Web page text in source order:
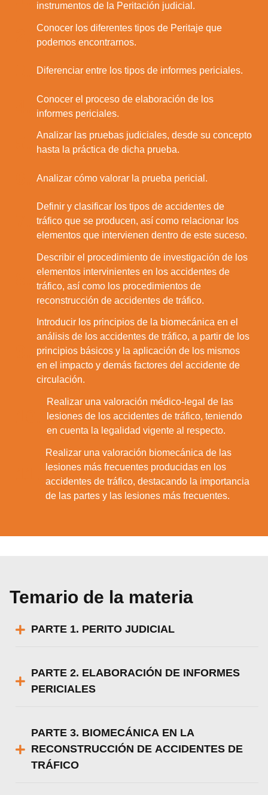
instrumentos de la Peritación judicial.
Conocer los diferentes tipos de Peritaje que
podemos encontrarnos.
Diferenciar entre los tipos de informes periciales.
Conocer el proceso de elaboración de los
informes periciales.
Analizar las pruebas judiciales, desde su concepto
hasta la práctica de dicha prueba.
Analizar cómo valorar la prueba pericial.
Definir y clasificar los tipos de accidentes de
tráfico que se producen, así como relacionar los
elementos que intervienen dentro de este suceso.
Describir el procedimiento de investigación de los
elementos intervinientes en los accidentes de
tráfico, así como los procedimientos de
reconstrucción de accidentes de tráfico.
Introducir los principios de la biomecánica en el
análisis de los accidentes de tráfico, a partir de los
principios básicos y la aplicación de los mismos
en el impacto y demás factores del accidente de
circulación.
Realizar una valoración médico-legal de las
lesiones de los accidentes de tráfico, teniendo
en cuenta la legalidad vigente al respecto.
Realizar una valoración biomecánica de las
lesiones más frecuentes producidas en los
accidentes de tráfico, destacando la importancia
de las partes y las lesiones más frecuentes.
Temario de la materia
PARTE 1. PERITO JUDICIAL
PARTE 2. ELABORACIÓN DE INFORMES
PERICIALES
PARTE 3. BIOMECÁNICA EN LA
RECONSTRUCCIÓN DE ACCIDENTES DE
TRÁFICO